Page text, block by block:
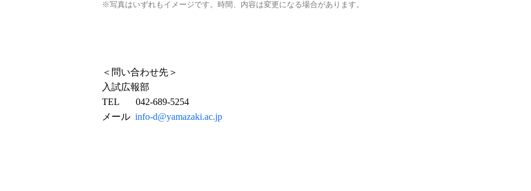
※写真はいずれもイメージです。時間、内容は変更になる場合があります。
＜問い合わせ先＞
入試広報部
TEL 042-689-5254
メール info-d@yamazaki.ac.jp